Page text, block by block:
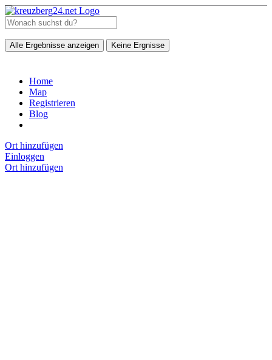
Alle Ergebnisse anzeigen Keine Ergnisse
Home
Map
Registrieren
Blog
Ort hinzufügen
Einloggen
Ort hinzufügen